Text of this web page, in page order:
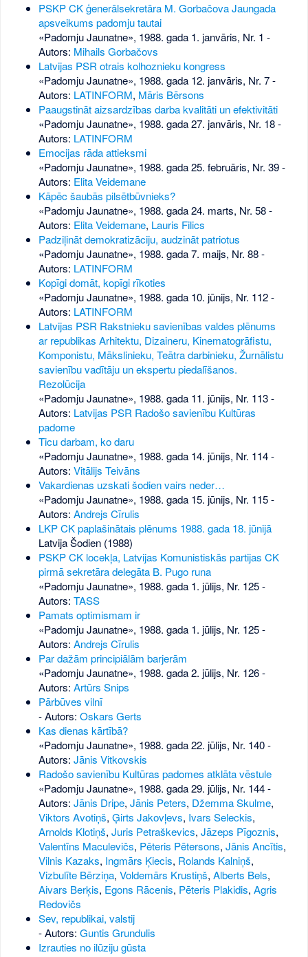
PSKP CK ģenerālsekretāra M. Gorbačova Jaungada
apsveikums padomju tautai
«Padomju Jaunatne», 1988. gada 1. janvāris, Nr. 1 -
Autors: Mihails Gorbačovs
Latvijas PSR otrais kolhoznieku kongress
«Padomju Jaunatne», 1988. gada 12. janvāris, Nr. 7-
Autors: LATINFORM, Māris Bērsons
Paaugstināt aizsardzības darba kvalitāti un efektivitāti
«Padomju Jaunatne», 1988. gada 27. janvāris, Nr. 18-
Autors: LATINFORM
Emocijas rāda attieksmi
«Padomju Jaunatne», 1988. gada 25. februāris, Nr. 39-
Autors: Elita Veidemane
Kāpēc šaubās pilsētbūvnieks?
«Padomju Jaunatne», 1988. gada 24. marts, Nr. 58-
Autors: Elita Veidemane, Lauris Filics
Padziļināt demokratizāciju, audzināt patriotus
«Padomju Jaunatne», 1988. gada 7. maijs, Nr. 88-
Autors: LATINFORM
Kopīgi domāt, kopīgi rīkoties
«Padomju Jaunatne», 1988. gada 10. jūnijs, Nr. 112-
Autors: LATINFORM
Latvijas PSR Rakstnieku savienības valdes plēnums
ar republikas Arhitektu, Dizaineru, Kinematogrāfistu,
Komponistu, Mākslinieku, Teātra darbinieku, Žurnālistu
savienību vadītāju un ekspertu piedalīšanos.
Rezolūcija
«Padomju Jaunatne», 1988. gada 11. jūnijs, Nr. 113-
Autors: Latvijas PSR Radošo savienību Kultūras
padome
Ticu darbam, ko daru
«Padomju Jaunatne», 1988. gada 14. jūnijs, Nr. 114-
Autors: Vitālijs Teivāns
Vakardienas uzskati šodien vairs neder…
«Padomju Jaunatne», 1988. gada 15. jūnijs, Nr. 115-
Autors: Andrejs Cīrulis
LKP CK paplašinātais plēnums 1988. gada 18. jūnijā
Latvija Šodien (1988)
PSKP CK locekļa, Latvijas Komunistiskās partijas CK
pirmā sekretāra delegāta B. Pugo runa
«Padomju Jaunatne», 1988. gada 1. jūlijs, Nr. 125-
Autors: TASS
Pamats optimismam ir
«Padomju Jaunatne», 1988. gada 1. jūlijs, Nr. 125-
Autors: Andrejs Cīrulis
Par dažām principiālām barjerām
«Padomju Jaunatne», 1988. gada 2. jūlijs, Nr. 126-
Autors: Artūrs Snips
Pārbūves vilnī
- Autors: Oskars Gerts
Kas dienas kārtībā?
«Padomju Jaunatne», 1988. gada 22. jūlijs, Nr. 140-
Autors: Jānis Vitkovskis
Radošo savienību Kultūras padomes atklāta vēstule
«Padomju Jaunatne», 1988. gada 29. jūlijs, Nr. 144-
Autors: Jānis Dripe, Jānis Peters, Džemma Skulme,
Viktors Avotiņš, Ģirts Jakovļevs, Ivars Seleckis,
Arnolds Klotiņš, Juris Petraškevics, Jāzeps Pīgoznis,
Valentīns Maculevičs, Pēteris Pētersons, Jānis Ancītis,
Vilnis Kazaks, Ingmārs Ķiecis, Rolands Kalniņš,
Vizbulīte Bērziņa, Voldemārs Krustiņš, Alberts Bels,
Aivars Berķis, Egons Rācenis, Pēteris Plakidis, Agris
Redovičs
Sev, republikai, valstij
- Autors: Guntis Grundulis
Izrauties no ilūziju gūsta